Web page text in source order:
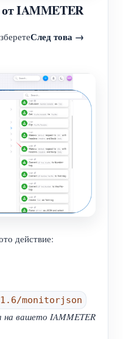
от IAMMETER
След това →
действие:
monitorjson
на вашето IAMMETER